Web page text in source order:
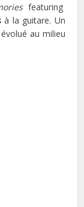
featuring
à la guitare. Un
au milieu